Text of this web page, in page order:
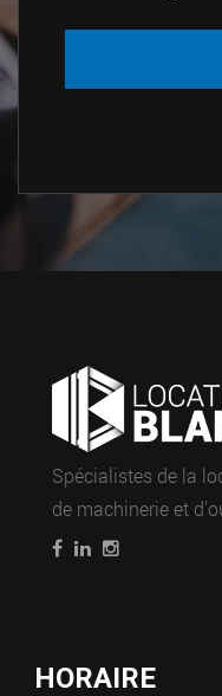
Spécialistes de la
de machinerie et
HORAIRE